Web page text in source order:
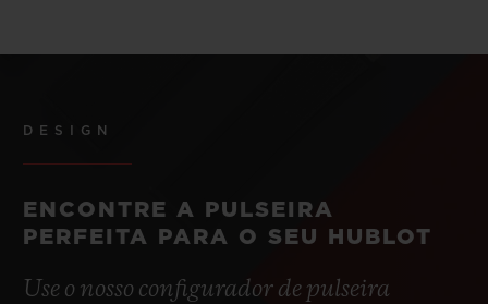
DESIGN
ENCONTRE A PULSEIRA
PERFEITA PARA O SEU HUBLOT
Use o nosso configurador de pulseira